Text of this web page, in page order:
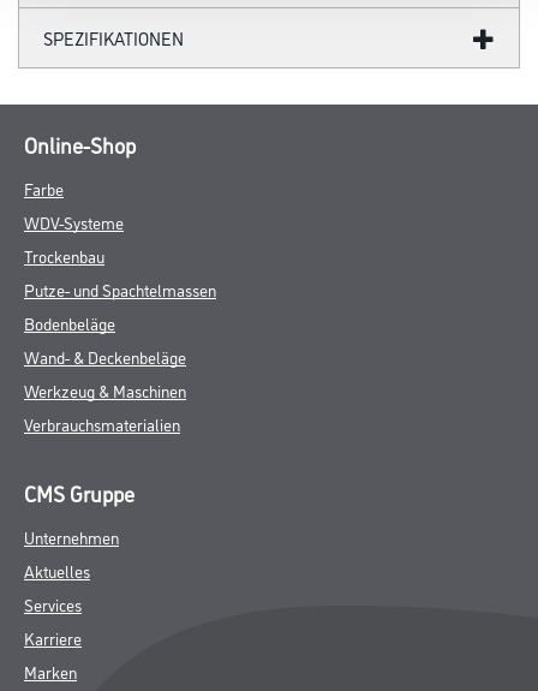
SPEZIFIKATIONEN
Online-Shop
Farbe
WDV-Systeme
Trockenbau
Putze- und Spachtelmassen
Bodenbeläge
Wand- & Deckenbeläge
Werkzeug & Maschinen
Verbrauchsmaterialien
CMS Gruppe
Unternehmen
Aktuelles
Services
Karriere
Marken